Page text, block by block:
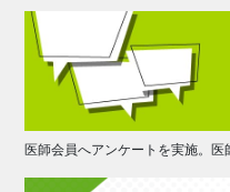
医師会員へアンケートを実施。医